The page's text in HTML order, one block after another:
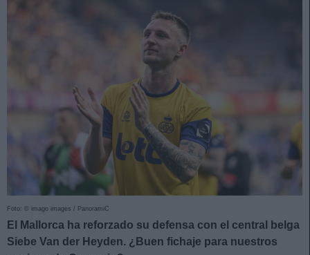
Foto: © imago images / PanoramiC
El Mallorca ha reforzado su defensa con el central belga
Siebe Van der Heyden. ¿Buen fichaje para nuestros